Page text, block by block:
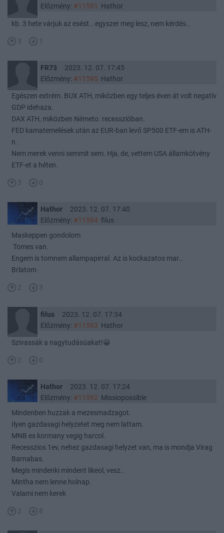
Előzmény: #11591 Hathor
kb. 3 hete várjuk az esést...egyszer meg lesz, nem kérdés..
3 1
FR73
2023. 12. 07. 17:45
Előzmény: #11595 Hathor
Egészen extrém. BUX ATH, miközben egy teljes éven át volt negatív
GDP idehaza.
DAX ATH, miközben Németo. recesszióban.
FED kamatemelések után az EUR-ban levő SP500 ETF-em is ATH-
n.
Nem merek venni semmit sem. Hja, de, vettem USA államkötvény
ETF-et a héten.
3 0
Hathor
2023. 12. 07. 17:40
Előzmény: #11594filus
Maskeppen gondolom
Tomes van.
Engem is tomnem allampapirral. Az is kockazatos mar..
Brlatom
2 3
filus
2023. 12. 07. 17:34
Előzmény: #11593 Hathor
Szivassák a nagytudásúakat!😀
2 0
Hathor
2023. 12. 07. 17:24
Előzmény: #11592 Missiopossible
Mindenben huzzak a mezesmadzagot.
Ilyen gazdasagi helyzetet meg nem lattam.
MNB es kormany vegig harcol.
Recesszios 1ev, nehez gazdasagi helyzet van, ma is mondja Virag
Barnabas.
Megis mindenki mindent likeol, vesz..
Mintha nem lenne holnap.
Valami nem kerek
2 8